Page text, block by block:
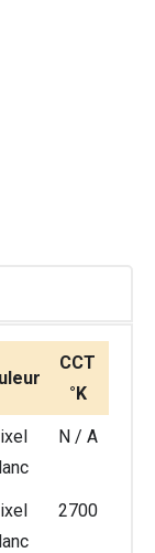
CCT
°K
N / A
2700